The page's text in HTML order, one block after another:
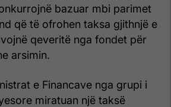
bazuar mbi parimet
që të ofrohen taksa gjithnjë e
qeveritë nga fondet për
arsimin.
e Financave nga grupi i
miratuan një taksë